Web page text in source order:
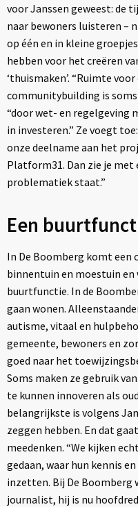
voor Janssen geweest: de
naar bewoners luisteren –
op één en in kleine
hebben voor het creëren
‘thuismaken’. “Ruimte
communitybuilding is
“door wet- en regelgeving
in investeren.” Ze voegt
onze deelname aan het
Platform31. Dan zie je met
problematiek staat.”
Een
In De Boomberg komt een
binnentuin en moestuin en
buurtfunctie. In de
gaan wonen.
autisme, vitaal en
gemeente, bewoners en
goed naar het
Soms maken ze gebruik
te kunnen innoveren als
belangrijkste is volgens
zeggen hebben. En dat
meedenken. “We kijken
gedaan, waar hun kennis
inzetten. Bij De Boomberg
journalist, hij is nu